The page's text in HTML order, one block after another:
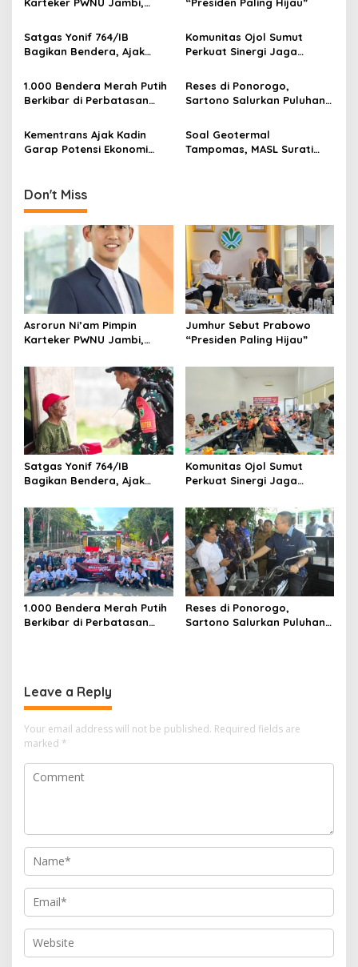
i
g
a
t
i
o
n
Muda Visioner untuk Abad
Kedua NU
Satgas Yonif 764/IB
Bagikan Bendera, Ajak
HUT RI
Komunitas Ojol Sumut
Perkuat Sinergi Jaga
1.000 Bendera Merah Putih
Berkibar di Perbatasan
Reses di Ponorogo,
Sartono Salurkan Puluhan
Kementrans Ajak Kadin
Garap Potensi Ekonomi
Soal Geotermal
Tampomas, MASL Surati
Don't Miss
Asrorun Ni’am Pimpin
Karteker PWNU Jambi,
Muda Visioner untuk Abad
Kedua NU
Jumhur Sebut Prabowo
“Presiden Paling Hijau”
Satgas Yonif 764/IB
Bagikan Bendera, Ajak
HUT RI
Komunitas Ojol Sumut
Perkuat Sinergi Jaga
1.000 Bendera Merah Putih
Berkibar di Perbatasan
Reses di Ponorogo,
Sartono Salurkan Puluhan
Leave a Reply
Your email address will not be published. Required fields are
marked *